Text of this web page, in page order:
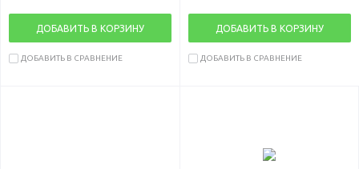
ДОБАВИТЬ В КОРЗИНУ
ДОБАВИТЬ В СРАВНЕНИЕ
ДОБАВИТЬ В КОРЗИНУ
ДОБАВИТЬ В СРАВНЕНИЕ